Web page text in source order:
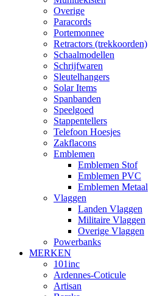
Overige
Paracords
Portemonnee
Retractors (trekkoorden)
Schaalmodellen
Schrijfwaren
Sleutelhangers
Solar Items
Spanbanden
Speelgoed
Stappentellers
Telefoon Hoesjes
Zakflacons
Emblemen
Emblemen Stof
Emblemen PVC
Emblemen Metaal
Vlaggen
Landen Vlaggen
Militaire Vlaggen
Overige Vlaggen
Powerbanks
MERKEN
101inc
Ardennes-Coticule
Artisan